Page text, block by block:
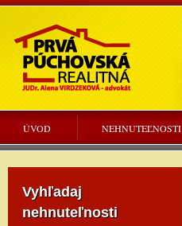
ÚVOD NEHNUTEĽNOSTI
Vyhľadaj
nehnuteľnosti